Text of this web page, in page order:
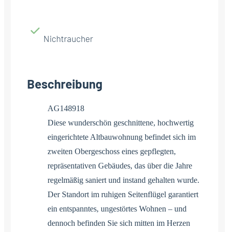
Nichtraucher
Beschreibung
AG148918
Diese wunderschön geschnittene, hochwertig
eingerichtete Altbauwohnung befindet sich im
zweiten Obergeschoss eines gepflegten,
repräsentativen Gebäudes, das über die Jahre
regelmäßig saniert und instand gehalten wurde.
Der Standort im ruhigen Seitenflügel garantiert
ein entspanntes, ungestörtes Wohnen – und
dennoch befinden Sie sich mitten im Herzen